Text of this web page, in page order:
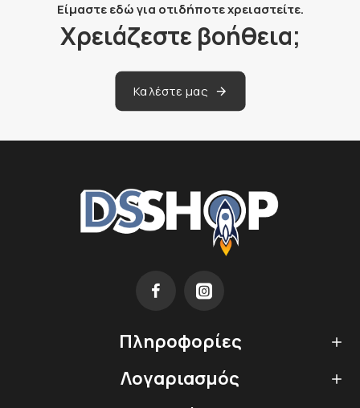
Είμαστε εδώ για οτιδήποτε χρειαστείτε.
Χρειάζεστε βοήθεια;
Καλέστε μας
Πληροφορίες
Λογαριασμός